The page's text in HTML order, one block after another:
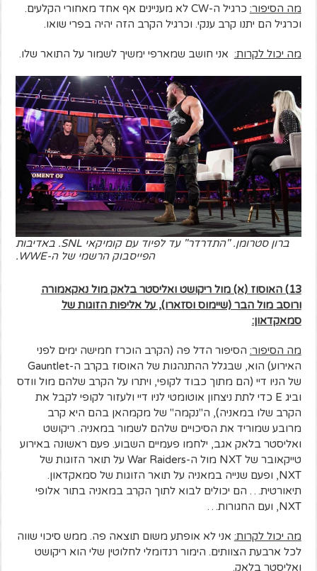
מה הסיפור:
כרגיל ה-CW לא מעניינים אף אחד מאחורי הקלעים.
וכרגיל הם יתנו קרב ענקי. וכרגיל הקרב הזה יהיה בפרי שואו.
מה יכול לקרות: אני חושב שמארפי ימשיך לשמור על התואר שלו.
ברון סטרומן. "התדרדר" עד לפיוד עם קומיקאי SNL. באדיבות
הפייסבוק הרשמי של ה-WWE.
13) האוסוז (א) מול ריקושט ואליסטר בלאק מול נאקאמורה
ורוסב מול הבר (שיימוס וסזארו), על אליפות הזוגות של
סמאקדאון:
מה הסיפור: הסיפור הדל פה (הקרב הוכרז חמישה ימים לפני
האירוע) הוא, שבגלל ההתנהגות של האוסוז בקרב ה-Gauntlet
של הניו דיי (הם מתוך כבוד לקופי, ויתרו על הקרב שלהם מול וודס
וביג E כדי לתת ניצחון אוטומטי לניו דיי ולעזור לקופי לקבל את
הקרב שלו במאניה), ה"נקמה" של מקמהאן בהם היא קרב
מרובע שמוריד את הסיכויים שלהם לשמור במאניה. ריקושט
ואליסטר בלאק אגב, ילחמו פעמיים השבוע. פעם ראשונה באירוע
טייקאובר של NXT מול ה-War Raiders על תואר הזוגות של
NXT, ופעם שנייה במאניה על תואר הזוגות של סמאקדאון.
תיאורטית… הם יכולים לבוא לתוך הקרב במאניה בתור אלופי
NXT, ועם החגורות…
מה יכול לקרות: אני לא אופתע משום תוצאה פה. ממש סיכוי שווה
לכל ארבעת הצוותים. הימור רנדומלי לחלוטין שלי הוא ריקושט
ואליסטר בלאק.